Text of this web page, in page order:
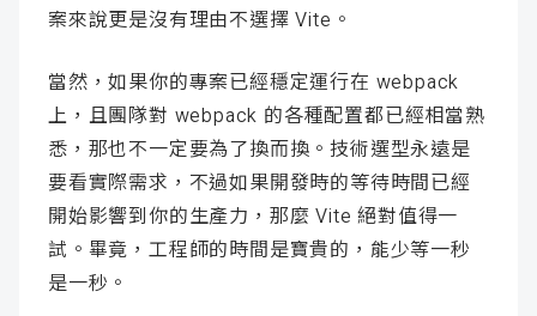
案來說更是沒有理由不選擇 Vite。
當然，如果你的專案已經穩定運行在 webpack
上，且團隊對 webpack 的各種配置都已經相當熟
悉，那也不一定要為了換而換。技術選型永遠是
要看實際需求，不過如果開發時的等待時間已經
開始影響到你的生產力，那麼 Vite 絕對值得一
試。畢竟，工程師的時間是寶貴的，能少等一秒
是一秒。